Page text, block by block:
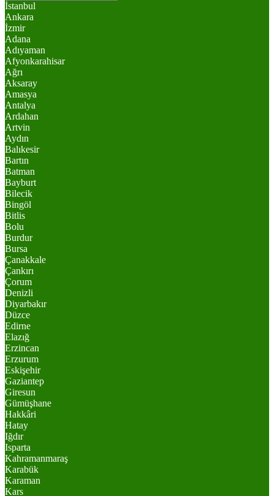
İstanbul
Ankara
İzmir
Adana
Adıyaman
Afyonkarahisar
Ağrı
Aksaray
Amasya
Antalya
Ardahan
Artvin
Aydın
Balıkesir
Bartın
Batman
Bayburt
Bilecik
Bingöl
Bitlis
Bolu
Burdur
Bursa
Çanakkale
Çankırı
Çorum
Denizli
Diyarbakır
Düzce
Edirne
Elazığ
Erzincan
Erzurum
Eskişehir
Gaziantep
Giresun
Gümüşhane
Hakkâri
Hatay
Iğdır
Isparta
Kahramanmaraş
Karabük
Karaman
Kars